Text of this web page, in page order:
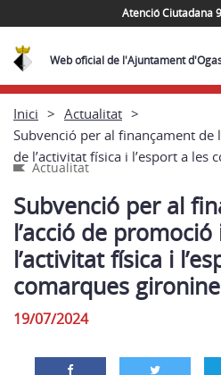
Atenció Ciutadana
Web oficial de l'Ajuntament
Inici
Actualitat
Subvenció per al finançament de
de l’activitat física i l’esport a les
Actualitat
Subvenció per al
l’acció de
l’activitat física i
comarques
19/07/2024